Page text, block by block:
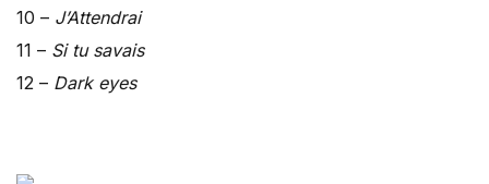
10 – J’Attendrai
11 – Si tu savais
12 – Dark eyes